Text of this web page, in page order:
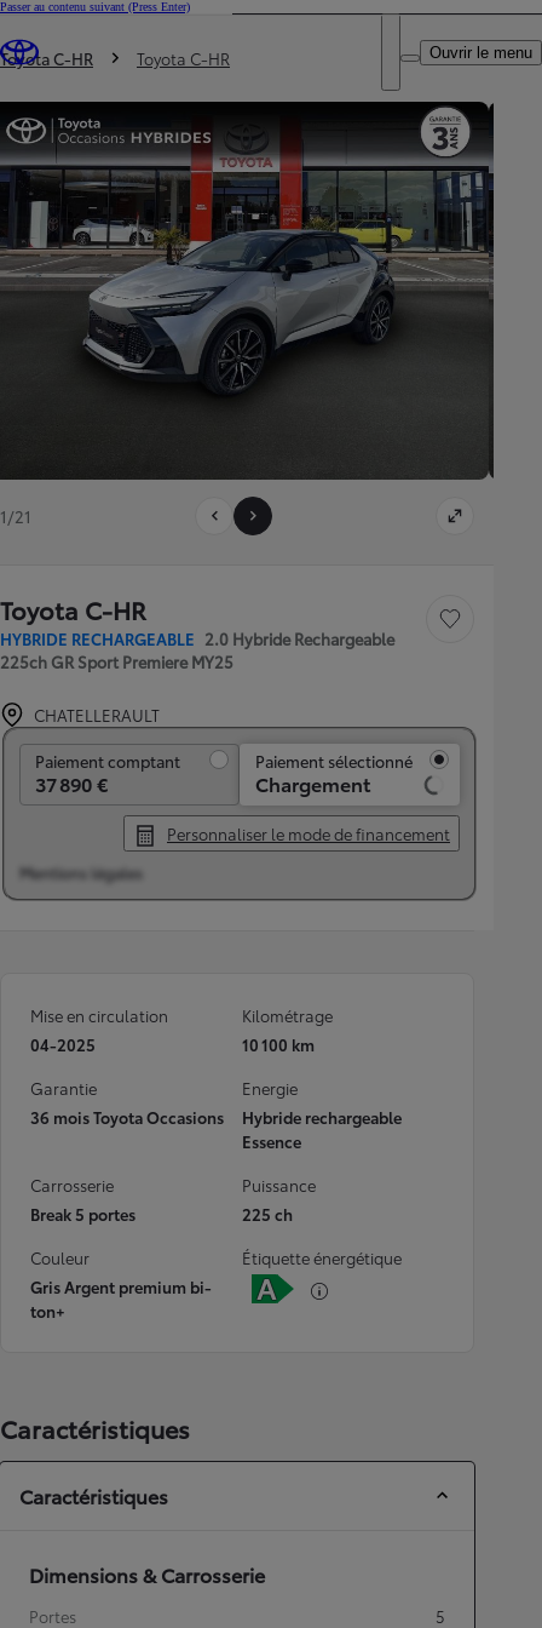
Passer au contenu suivant (Press Enter)
Trouvez un partenaire Toyota
DEALER NAME
Ouvrir le menu
Vous êtes ici
Toyota C-HR Toyota C-HR
1/21
Toyota C-HR
HYBRIDE RECHARGEABLE 2.0 Hybride Rechargeable
225ch GR Sport Premiere MY25
Sauvegarder le
CHATELLERAULT
Paiement comptant
37 890 €
Paiement sélectionné
Chargement
Personnaliser le mode de financement
Mentions légales
Mise en circulation
04-2025
Kilométrage
10 100 km
Garantie
36 mois Toyota Occasions
Energie
Hybride rechargeable
Essence
Carrosserie
Break 5 portes
Puissance
225 ch
Couleur
Gris Argent premium bi-
ton+
Étiquette énergétique
Caractéristiques
Caractéristiques
Dimensions & Carrosserie
Portes
5